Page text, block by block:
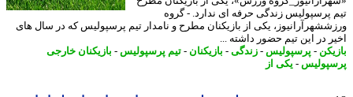
پرسپولیس زندگی حرفه ای ندارد. - گروه
یکی از بازیکنان مطرح و نامدار تیم پرسپولیس که در سال های
در این تیم حضور داشته ...
-پرسپولیس-زندگی-بازیکنان-تیم پرسپولیس-بازیکنان خارجی
-یکی از